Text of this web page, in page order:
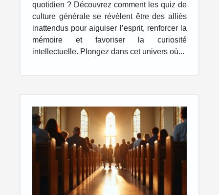
quotidien ? Découvrez comment les quiz de
culture générale se révèlent être des alliés
inattendus pour aiguiser l’esprit, renforcer la
mémoire et favoriser la curiosité
intellectuelle. Plongez dans cet univers où...